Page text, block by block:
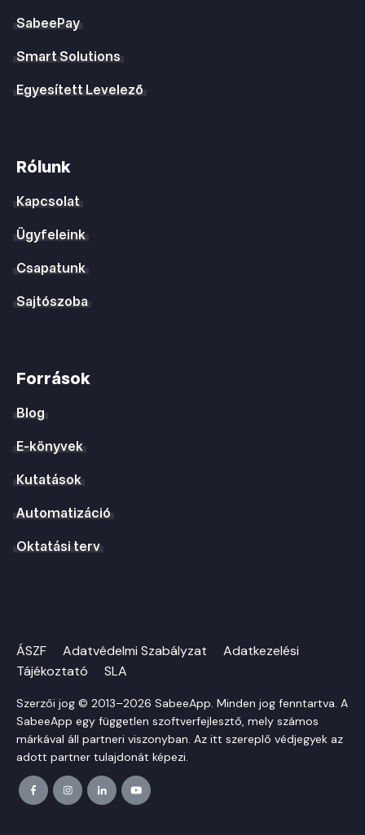
SabeePay
Smart Solutions
Egyesített Levelező
Rólunk
Kapcsolat
Ügyfeleink
Csapatunk
Sajtószoba
Források
Blog
E-könyvek
Kutatások
Automatizáció
Oktatási terv
ÁSZF Adatvédelmi Szabályzat
Adatkezelési
Tájékoztató
SLA
Szerzői jog © 2013–2026 SabeeApp. Minden jog fenntartva. A
SabeeApp egy független szoftverfejlesztő, mely számos
márkával áll partneri viszonyban. Az itt szereplő védjegyek az
adott partner tulajdonát képezi.